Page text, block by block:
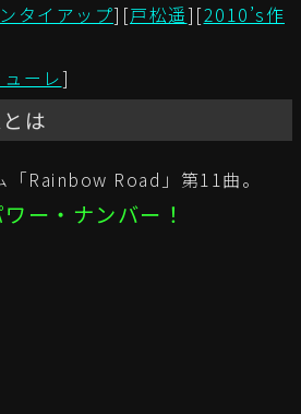
タイアップ][戸松遥][2010’s作
ューレ]
は
Rainbow Road」第11曲。
ー・ナンバー！